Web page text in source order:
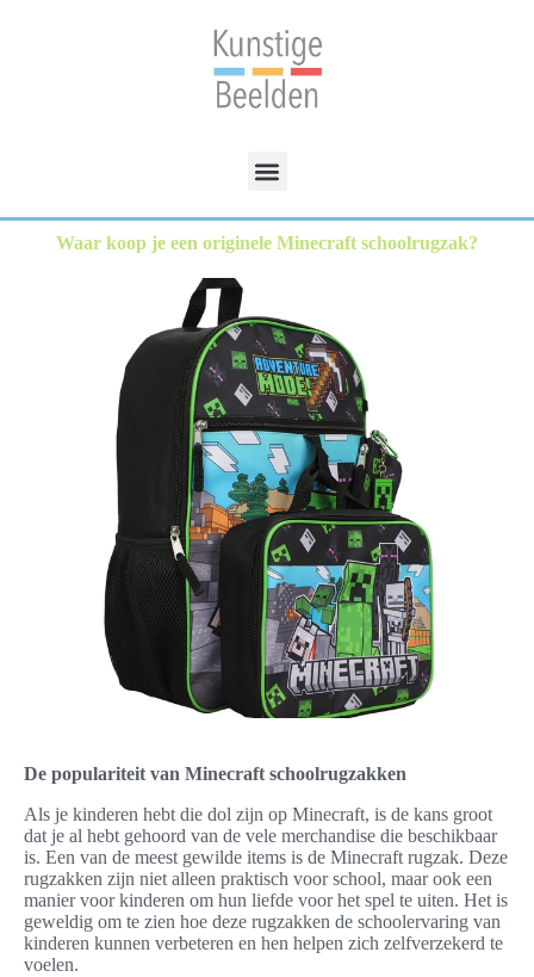
Waar koop je een originele Minecraft schoolrugzak?
De populariteit van Minecraft schoolrugzakken
Als je kinderen hebt die dol zijn op Minecraft, is de kans groot
dat je al hebt gehoord van de vele merchandise die beschikbaar
is. Een van de meest gewilde items is de Minecraft rugzak. Deze
rugzakken zijn niet alleen praktisch voor school, maar ook een
manier voor kinderen om hun liefde voor het spel te uiten. Het is
geweldig om te zien hoe deze rugzakken de schoolervaring van
kinderen kunnen verbeteren en hen helpen zich zelfverzekerd te
voelen.